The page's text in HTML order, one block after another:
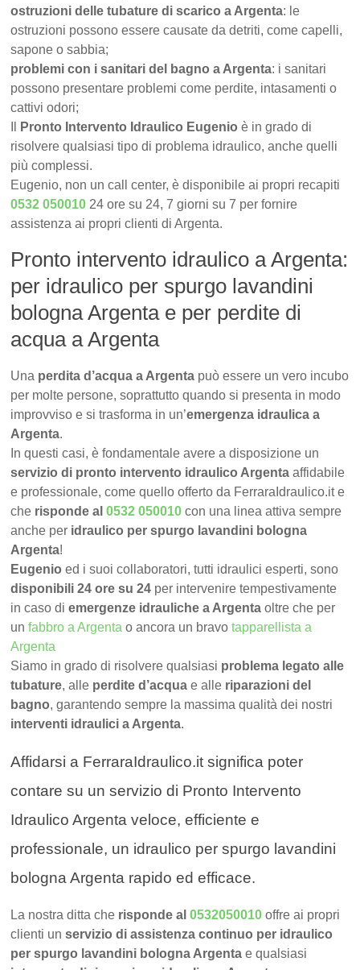
ostruzioni delle tubature di scarico a Argenta: le
ostruzioni possono essere causate da detriti, come capelli,
sapone o sabbia;
problemi con i sanitari del bagno a Argenta: i sanitari
possono presentare problemi come perdite, intasamenti o
cattivi odori;
Pronto Intervento Idraulico Eugenio è in grado di
risolvere qualsiasi tipo di problema idraulico, anche quelli
più complessi.
Eugenio, non un call center, è disponibile ai propri recapiti
0532 050010 24 ore su 24, 7 giorni su 7 per fornire
assistenza ai propri clienti di Argenta.
Pronto intervento idraulico a Argenta:
per idraulico per spurgo lavandini
bologna Argenta e per perdite di
acqua a Argenta
Una perdita d’acqua a Argenta può essere un vero incubo
per molte persone, soprattutto quando si presenta in modo
improvviso e si trasforma in un’emergenza idraulica a
Argenta.
In questi casi, è fondamentale avere a disposizione un
servizio di pronto intervento idraulico Argentaaffidabile
e professionale, come quello offerto da FerraraIdraulico.it e
che risponde al0532 050010 con una linea attiva sempre
anche per idraulico per spurgo lavandini bologna
Argenta!
Eugenio ed i suoi collaboratori, tutti idraulici esperti, sono
disponibili 24 ore su 24 per intervenire tempestivamente
in caso diemergenze idrauliche a Argentaoltre che per
unfabbro a Argenta o ancora un bravotapparellista a
Argenta
Siamo in grado di risolvere qualsiasi problema legato alle
tubature, alle perdite d’acqua e alle riparazioni del
bagno, garantendo sempre la massima qualità dei nostri
interventi idraulici a Argenta.
Affidarsi a FerraraIdraulico.it significa poter
contare su un servizio di Pronto Intervento
Idraulico Argenta veloce, efficiente e
professionale, un idraulico per spurgo lavandini
bologna Argenta rapido ed efficace.
La nostra ditta che risponde al0532050010 offre ai propri
clienti unservizio di assistenza continuo per idraulico
per spurgo lavandini bologna Argenta e qualsiasi